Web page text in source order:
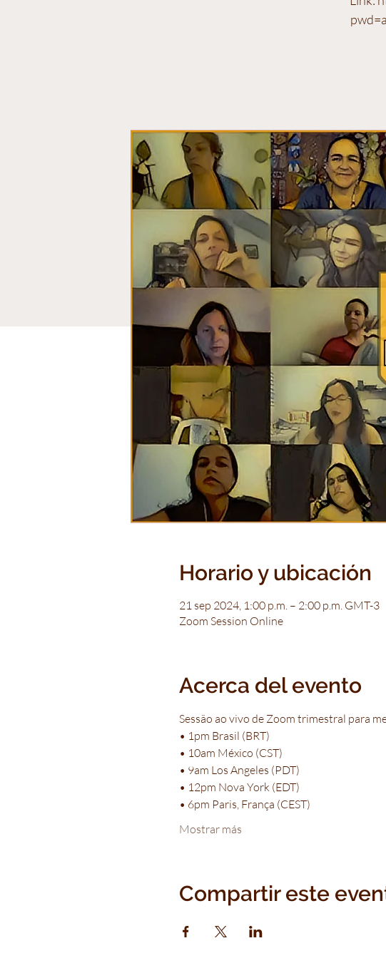
Horario y ubicación
21 sep 2024, 1:00 p.m. – 2:00 p.m. GMT-3
Zoom Session Online
Acerca del evento
Sessão ao vivo de Zoom trimestral para
• 1pm Brasil (BRT)
• 10am México (CST)
• 9am Los Angeles (PDT)
• 12pm Nova York (EDT)
• 6pm Paris, França (CEST)
Mostrar más
Compartir este